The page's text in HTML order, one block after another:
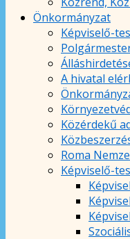
Önkormányzat
Képviselő-
A hivatal
Közérdekű
Roma
Képviselő-